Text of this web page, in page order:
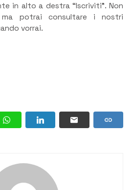
in alto a destra “Iscriviti”. Non
ma potrai consultare i nostri
vorrai.